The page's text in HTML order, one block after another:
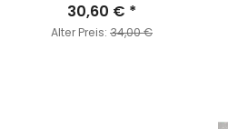
30,60 € *
Alter Preis: 34,00 €